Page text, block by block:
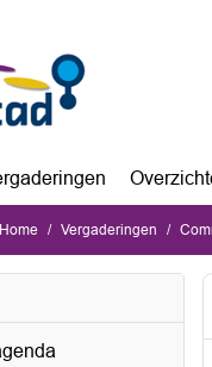
Home Vergaderingen